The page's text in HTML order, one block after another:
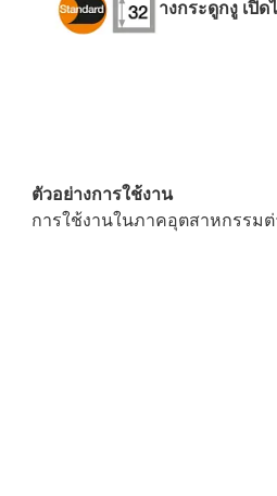
รางกระดูกงู เปิ
ตัวอย่างการใช้งาน
การใช้งานในภาคอุตสาหกรรมต่